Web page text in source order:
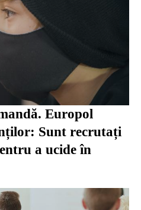
Europol
Sunt recrutați
a ucide în